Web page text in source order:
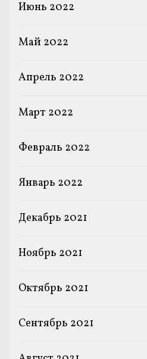
Июнь 2022
Май 2022
Апрель 2022
Март 2022
Февраль 2022
Январь 2022
Декабрь 2021
Ноябрь 2021
Октябрь 2021
Сентябрь 2021